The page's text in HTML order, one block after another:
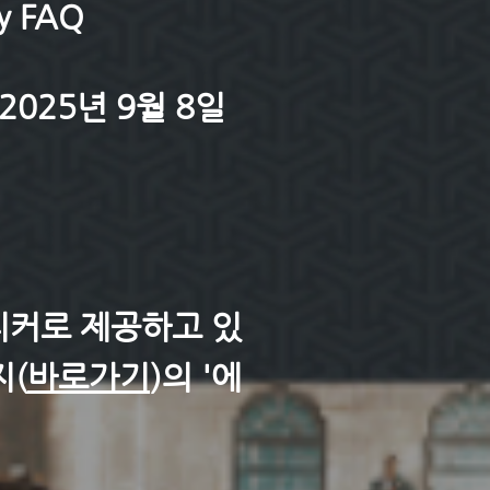
FAQ
년 9월 8일
로 제공하고 있
(바로가기)의 '에